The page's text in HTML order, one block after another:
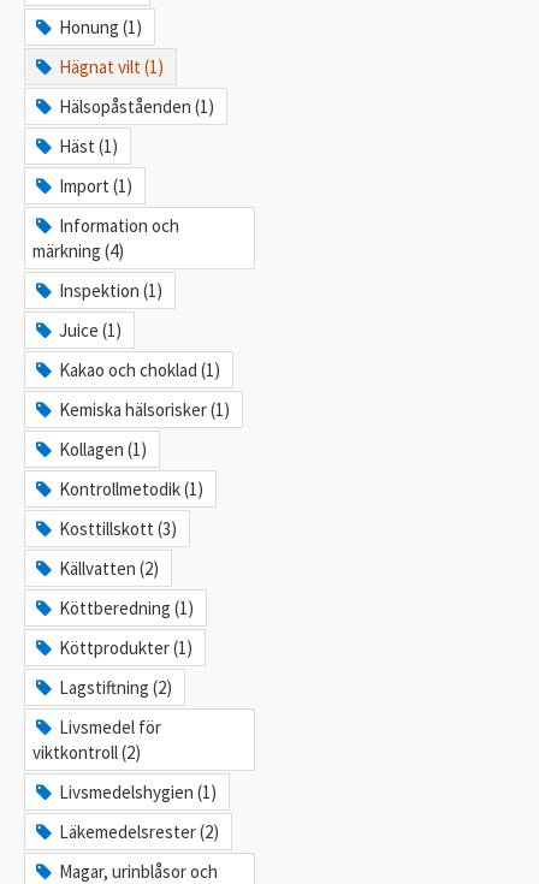
Honung (1)
Hägnat vilt (1)
Hälsopåståenden (1)
Häst (1)
Import (1)
Information och
märkning (4)
Inspektion (1)
Juice (1)
Kakao och choklad (1)
Kemiska hälsorisker (1)
Kollagen (1)
Kontrollmetodik (1)
Kosttillskott (3)
Källvatten (2)
Köttberedning (1)
Köttprodukter (1)
Lagstiftning (2)
Livsmedel för
viktkontroll (2)
Livsmedelshygien (1)
Läkemedelsrester (2)
Magar, urinblåsor och